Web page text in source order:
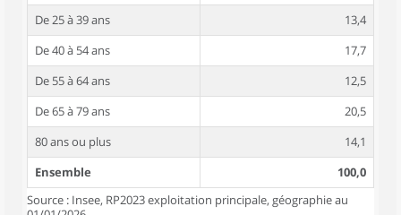
De 25 à 39 ans
13,4
De 40 à 54 ans
17,7
De 55 à 64 ans
12,5
De 65 à 79 ans
20,5
80 ans ou plus
14,1
Ensemble
100,0
Source : Insee, RP2023 exploitation principale, géographie au